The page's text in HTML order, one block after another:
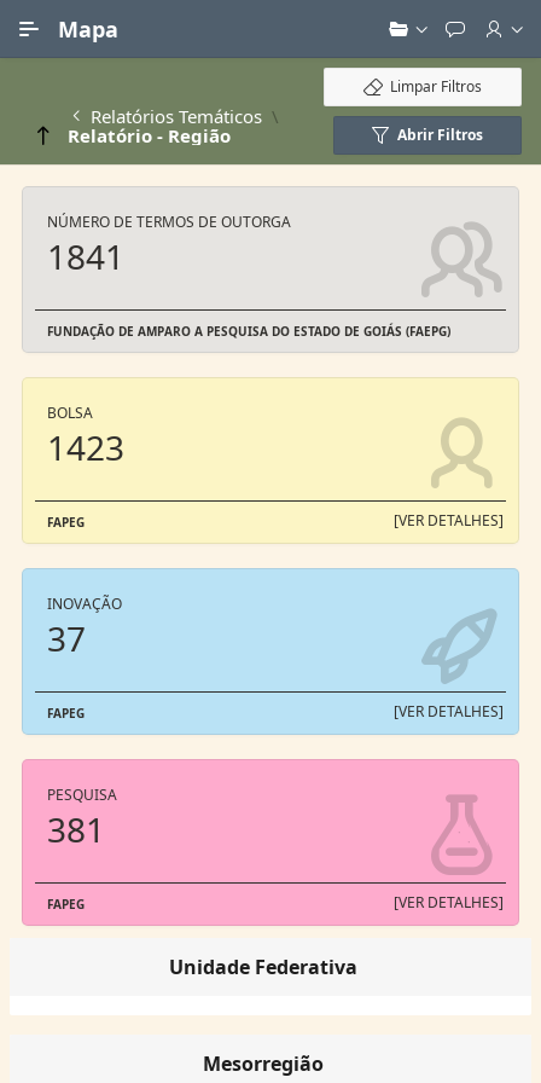
Mapa
Relatórios Temáticos
Relatório - Região
Limpar Filtros
Abrir Filtros
NÚMERO DE TERMOS DE OUTORGA
1841
FUNDAÇÃO DE AMPARO A PESQUISA DO ESTADO DE GOIÁS (FAEPG)
BOLSA
1423
FAPEG [VER DETALHES]
INOVAÇÃO
37
FAPEG [VER DETALHES]
PESQUISA
381
FAPEG [VER DETALHES]
Unidade Federativa
Mesorregião